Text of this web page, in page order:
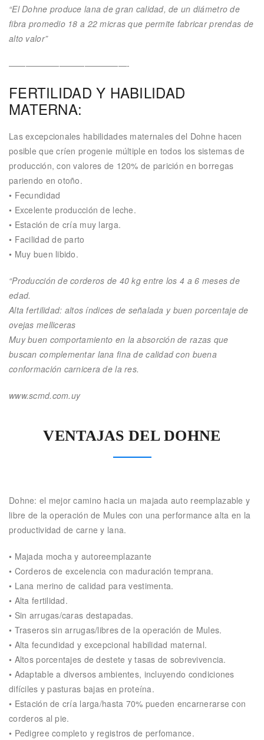
“El Dohne produce lana de gran calidad, de un diámetro de
fibra promedio 18 a 22micras que permite fabricar prendas de
alto valor”
——————————————-
FERTILIDAD Y HABILIDAD
MATERNA:
Las excepcionales habilidades maternales del Dohne hacen
posible que críen progenie múltiple en todos los sistemas de
producción, con valores de 120% de parición en borregas
pariendo en otoño.
• Fecundidad
• Excelente producción de leche.
• Estación de cría muy larga.
• Facilidad de parto
• Muy buen libido.
“Producción de corderos de 40 kg entre los 4 a 6 meses de
edad.
Alta fertilidad: altos índices de señalada y buen porcentaje de
ovejas melliceras
Muy buen comportamiento en la absorción de razas que
buscan complementar lana fina de calidad con buena
conformación carnicera de la res.
www.scmd.com.uy
VENTAJAS DEL DOHNE
Dohne: el mejor camino hacia un majada auto reemplazable y
libre de la operación de Mules con una performance alta en la
productividad de carne y lana.
• Majada mocha y autoreemplazante
• Corderos de excelencia con maduración temprana.
• Lana merino de calidad para vestimenta.
• Alta fertilidad.
• Sin arrugas/caras destapadas.
• Traseros sin arrugas/libres de la operación de Mules.
• Alta fecundidad y excepcional habilidad maternal.
• Altos porcentajes de destete y tasas de sobrevivencia.
• Adaptable a diversos ambientes, incluyendo condiciones
difíciles y pasturas bajas en proteína.
• Estación de cría larga/hasta 70% pueden encarnerarse con
corderos al pie.
• Pedigree completo y registros de perfomance.